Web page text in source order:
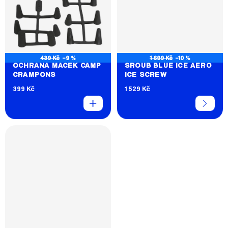
439 Kč –9 %
OCHRANA MAČEK CAMP
CRAMPONS
399 Kč
1 699 Kč –10 %
ŠROUB BLUE ICE AERO
ICE SCREW
1 529 Kč